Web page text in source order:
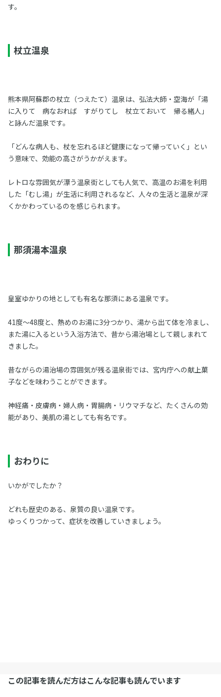
す。
杖立温泉
熊本県阿蘇郡の杖立（つえたて）温泉は、弘法大師・空海が「湯
に入りて 病なおれば すがりてし 杖立ておいて 帰る緒人」
と詠んだ温泉です。
「どんな病人も、杖を忘れるほど健康になって帰っていく」とい
う意味で、効能の高さがうかがえます。
レトロな雰囲気が漂う温泉街としても人気で、高温のお湯を利用
した「むし湯」が生活に利用されるなど、人々の生活と温泉が深
くかかわっているのを感じられます。
那須湯本温泉
皇室ゆかりの地としても有名な那須にある温泉です。
41度～48度と、熱めのお湯に3分つかり、湯から出て体を冷まし、
また湯に入るという入浴方法で、昔から湯治場として親しまれて
きました。
昔ながらの湯治場の雰囲気が残る温泉街では、宮内庁への献上菓
子などを味わうことができます。
神経痛・皮膚病・婦人病・胃腸病・リウマチなど、たくさんの効
能があり、美肌の湯としても有名です。
おわりに
いかがでしたか？
どれも歴史のある、泉質の良い温泉です。
ゆっくりつかって、症状を改善していきましょう。
この記事を読んだ方はこんな記事も読んでいます